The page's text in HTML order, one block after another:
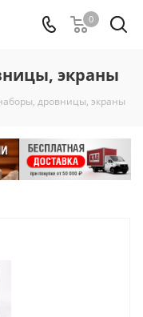
0
экраны
дровницы, экраны